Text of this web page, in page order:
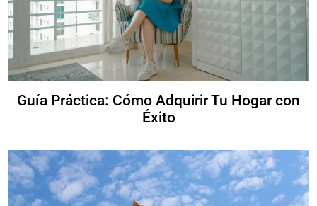
Guía Práctica: Cómo Adquirir Tu Hogar con
Éxito